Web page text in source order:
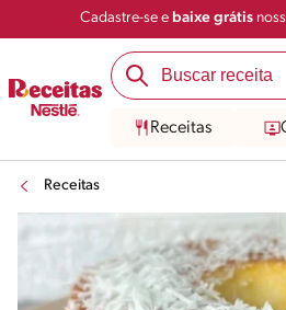
Cadastre-se e baixe grátis
Receitas
Receitas
Salvar